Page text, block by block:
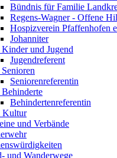
Bündnis für Familie
Regens-Wagner - Offene
Hospizverein Pfaffenhofen
Johanniter
und Jugend
Jugendreferent
Seniorenreferentin
Behindertenreferentin
Kultur
und Verbände
und Wanderwege